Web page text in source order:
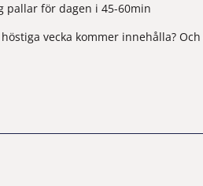
pallar för dagen i 45-60min
vecka kommer innehålla?